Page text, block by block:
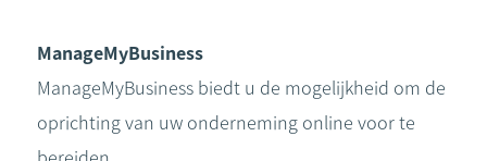
ManageMyBusiness
ManageMyBusiness biedt u de mogelijkheid om de
oprichting van uw onderneming online voor te